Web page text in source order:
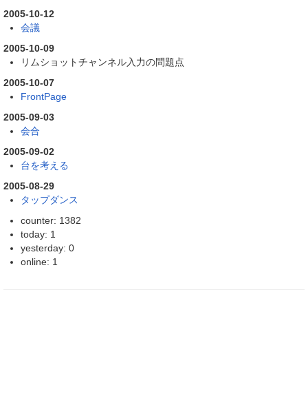
2005-10-12
会議
2005-10-09
リムショットチャンネル入力の問題点
2005-10-07
FrontPage
2005-09-03
会合
2005-09-02
台を考える
2005-08-29
タップダンス
counter: 1382
today: 1
yesterday: 0
online: 1